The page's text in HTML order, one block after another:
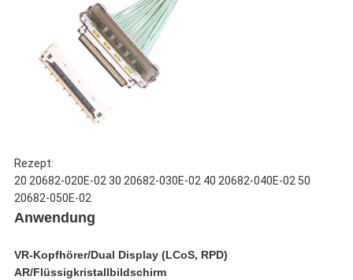
Rezept:
20 20682-020E-02 30 20682-030E-02 40 20682-040E-02 50
20682-050E-02
Anwendung
VR-Kopfhörer/Dual Display (LCoS, RPD)
AR/Flüssigkristallbildschirm